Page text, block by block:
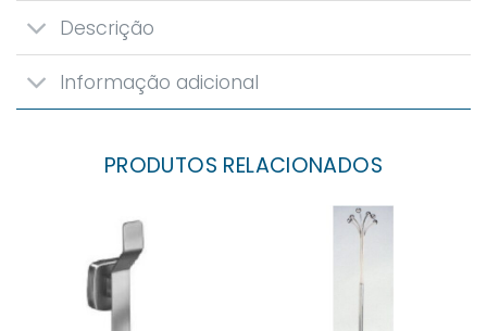
Descrição
Informação adicional
PRODUTOS RELACIONADOS